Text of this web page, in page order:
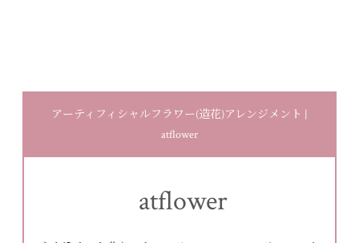
アーティフィシャルフラワー(造花)アレンジメント |
atflower
atflower